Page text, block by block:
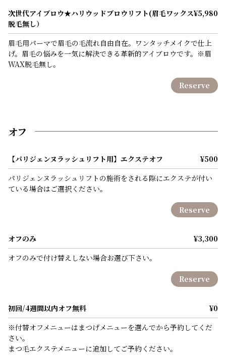
次世代アイブロウ★ハリウッドブロウリフト(眉毛ワックス
脱毛無し）
¥5,980
眉毛用パーマで眉毛の毛流れ自由自在。ワンタッチメイクで仕上
げ。眉毛の悩みを一気に解決できる革新的アイブロウです。※眉
WAX脱毛無し。
Reserve
オフ
【パリジェンヌラッシュリフト用】エクステオフ
¥500
パリジェンヌラッシュリフトの施術をされる際にエクステが付い
ている場合はご選択ください。
Reserve
オフのみ
¥3,300
オフのみで付け替えしない場合お選び下さい。
Reserve
初回/4週間以内オフ無料
¥0
※付替オフメニューはまつげメニューを選んでから予約してくだ
さい。
まつ毛エクステメニューに追加してご予約ください。